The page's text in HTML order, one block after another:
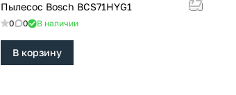
Пылесос Bosch BCS71HYG1
0 0 В наличии
В корзину